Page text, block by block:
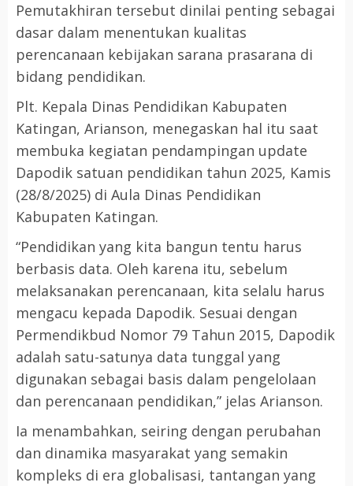
Pemutakhiran tersebut dinilai penting sebagai
dasar dalam menentukan kualitas
perencanaan kebijakan sarana prasarana di
bidang pendidikan.
Plt. Kepala Dinas Pendidikan Kabupaten
Katingan, Arianson, menegaskan hal itu saat
membuka kegiatan pendampingan update
Dapodik satuan pendidikan tahun 2025, Kamis
(28/8/2025) di Aula Dinas Pendidikan
Kabupaten Katingan.
“Pendidikan yang kita bangun tentu harus
berbasis data. Oleh karena itu, sebelum
melaksanakan perencanaan, kita selalu harus
mengacu kepada Dapodik. Sesuai dengan
Permendikbud Nomor 79 Tahun 2015, Dapodik
adalah satu-satunya data tunggal yang
digunakan sebagai basis dalam pengelolaan
dan perencanaan pendidikan,” jelas Arianson.
Ia menambahkan, seiring dengan perubahan
dan dinamika masyarakat yang semakin
kompleks di era globalisasi, tantangan yang